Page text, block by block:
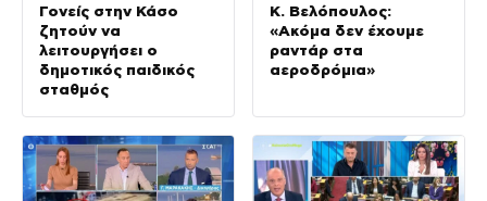
Γονείς στην Κάσο
ζητούν να
λειτουργήσει ο
δημοτικός παιδικός
σταθμός
Κ. Βελόπουλος:
«Ακόμα δεν έχουμε
ραντάρ στα
αεροδρόμια»